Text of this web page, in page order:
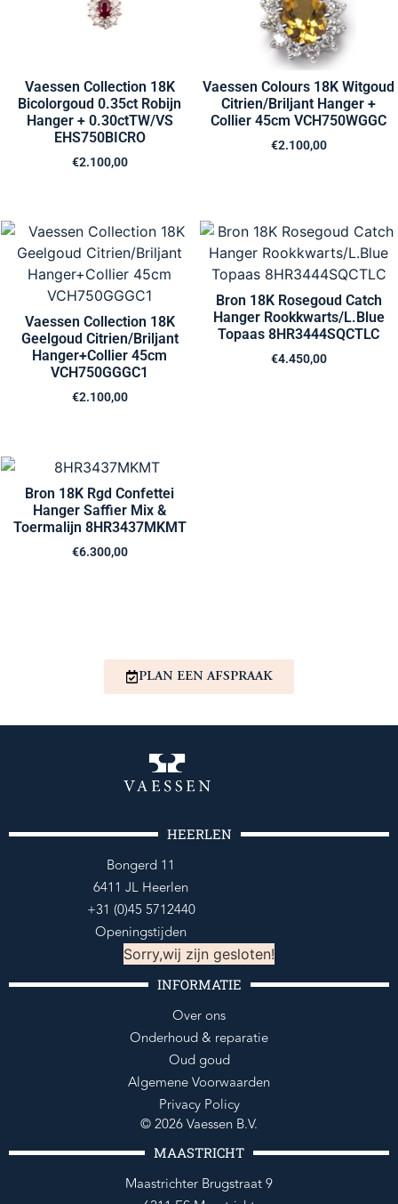
Vaessen Collection 18K
Bicolorgoud 0.35ct Robijn
Hanger + 0.30ctTW/VS
EHS750BICRO
€2.100,00
Vaessen Colours 18K Witgoud
Citrien/Briljant Hanger +
Collier 45cm VCH750WGGC
€2.100,00
Vaessen Collection 18K
Geelgoud Citrien/Briljant
Hanger+Collier 45cm
VCH750GGGC1
€2.100,00
Bron 18K Rosegoud Catch
Hanger Rookkwarts/L.Blue
Topaas 8HR3444SQCTLC
€4.450,00
Bron 18K Rgd Confettei
Hanger Saffier Mix &
Toermalijn 8HR3437MKMT
€6.300,00
PLAN EEN AFSPRAAK
HEERLEN
Bongerd 11
6411 JL Heerlen
+31 (0)45 5712440
Openingstijden
Sorry,wij zijn gesloten!
INFORMATIE
Over ons
Onderhoud & reparatie
Oud goud
Algemene Voorwaarden
Privacy Policy
© 2026 Vaessen B.V.
MAASTRICHT
Maastrichter Brugstraat 9